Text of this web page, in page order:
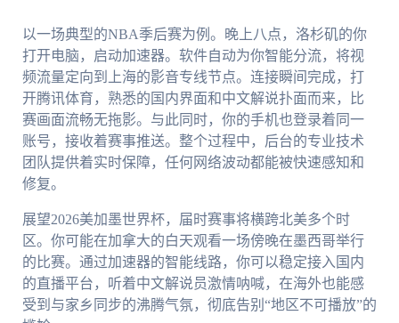
以一场典型的NBA季后赛为例。晚上八点，洛杉矶的你
打开电脑，启动加速器。软件自动为你智能分流，将视
频流量定向到上海的影音专线节点。连接瞬间完成，打
开腾讯体育，熟悉的国内界面和中文解说扑面而来，比
赛画面流畅无拖影。与此同时，你的手机也登录着同一
账号，接收着赛事推送。整个过程中，后台的专业技术
团队提供着实时保障，任何网络波动都能被快速感知和
修复。
展望2026美加墨世界杯，届时赛事将横跨北美多个时
区。你可能在加拿大的白天观看一场傍晚在墨西哥举行
的比赛。通过加速器的智能线路，你可以稳定接入国内
的直播平台，听着中文解说员激情呐喊，在海外也能感
受到与家乡同步的沸腾气氛，彻底告别“地区不可播放”的